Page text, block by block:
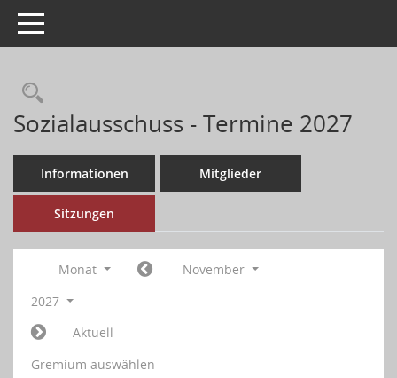
Toggle navigation
Sozialausschuss - Termine 2027
Informationen Mitglieder
Sitzungen
Monat
November
2027
Aktuell
Gremium auswählen